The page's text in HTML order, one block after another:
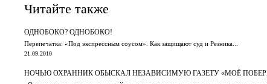
Читайте также
ОДНОБОКО? ОДНОБОКО!
Перепечатка: «Под экспрессным соусом». Как защищают суд и Резника...
21.09.2010
НОЧЬЮ ОХРАННИК ОБЫСКАЛ НЕЗАВИСИМУЮ ГАЗЕТУ «МОЁ